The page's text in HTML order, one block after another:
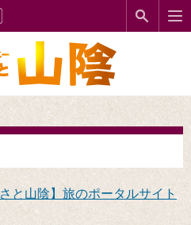
と山陰】旅のポータルサイト